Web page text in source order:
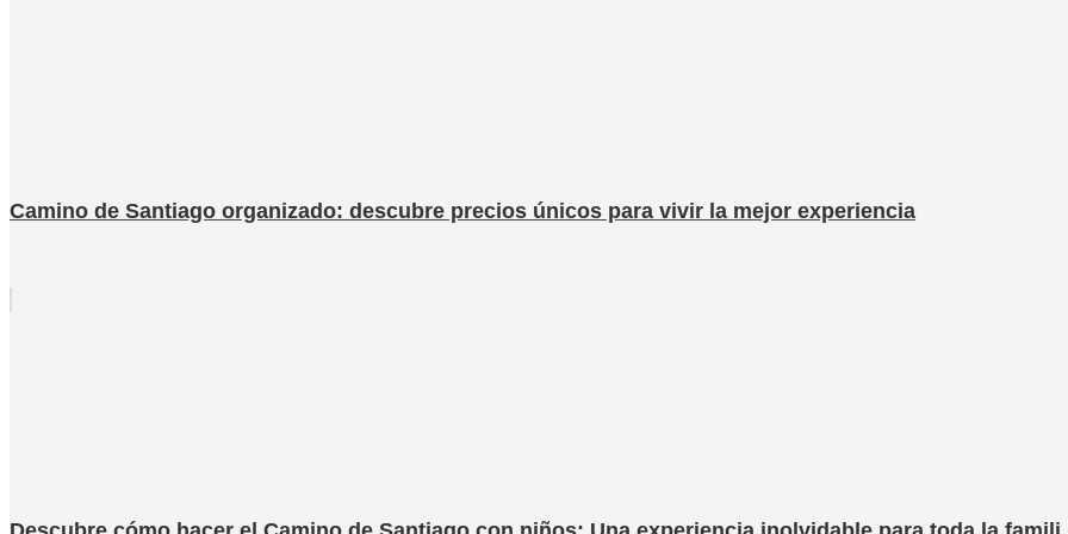
Camino de Santiago organizado: descubre precios únicos para vivir la mejor experiencia